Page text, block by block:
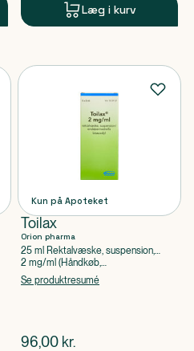
Læg i kurv
Kun på Apoteket
Toilax
Orion pharma
25 ml Rektalvæske, suspension,
enkeltdosisbeholder
2 mg/ml (Håndkøb,
apoteksforbeholdt), Bisacodyl
Se produktresumé
$nuværende pris
96,00 kr.